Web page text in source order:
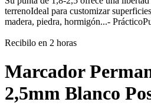
terrenoIdeal para customizar
madera, piedra, hormigón...-
Recibilo en 2 horas
Marcador
2,5mm Blanco